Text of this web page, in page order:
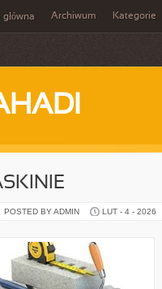
Archiwum Kategorie
POSTED BY ADMIN LUT - 4 - 2026